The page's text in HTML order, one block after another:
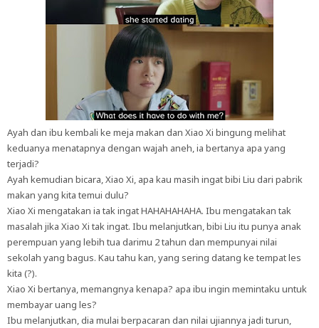
Ayah dan ibu kembali ke meja makan dan Xiao Xi bingung melihat
keduanya menatapnya dengan wajah aneh, ia bertanya apa yang
terjadi?
Ayah kemudian bicara, Xiao Xi, apa kau masih ingat bibi Liu dari pabrik
makan yang kita temui dulu?
Xiao Xi mengatakan ia tak ingat HAHAHAHAHA. Ibu mengatakan tak
masalah jika Xiao Xi tak ingat. Ibu melanjutkan, bibi Liu itu punya anak
perempuan yang lebih tua darimu 2 tahun dan mempunyai nilai
sekolah yang bagus. Kau tahu kan, yang sering datang ke tempat les
kita (?).
Xiao Xi bertanya, memangnya kenapa? apa ibu ingin memintaku untuk
membayar uang les?
Ibu melanjutkan, dia mulai berpacaran dan nilai ujiannya jadi turun,